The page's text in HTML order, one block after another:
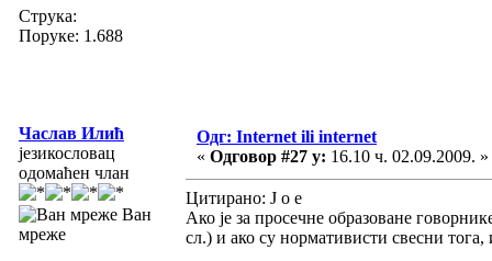
Струка:
Поруке: 1.688
Часлав Илић
језикословац
одомаћен члан
Ван
мреже
Одг: Internet ili internet
« Одговор #27 у: 16.10 ч. 02.09.2009. »
Цитирано: J o e
Ако је за просечне образоване
сл.) и ако су нормативисти свесни